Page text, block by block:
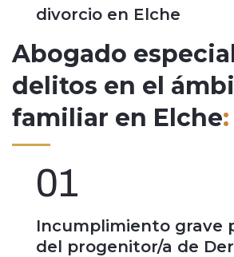
divorcio en Elche
Abogado
delitos en el
familiar en Elche:
01
Incumplimiento grave
del progenitor/a de